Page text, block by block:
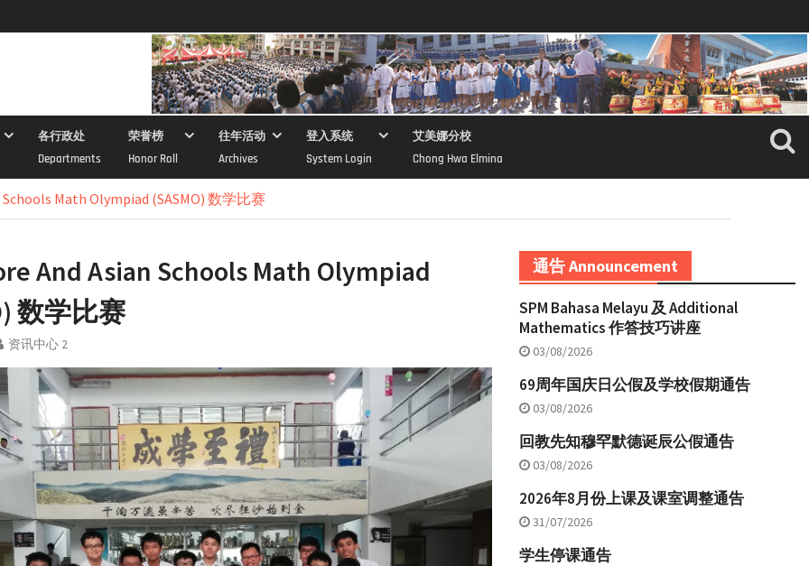
各行政处
Departments
荣誉榜
Honor Roll
往年活动
Archives
登入系统
System Login
艾美娜分校
Chong Hwa Elmina
Math Olympiad (SASMO) 数学比赛
And Asian Schools Math Olympiad
数学比赛
资讯中心 2
通告 Announcement
SPM Bahasa Melayu 及 Additional
Mathematics 作答技巧讲座
03/08/2026
69周年国庆日公假及学校假期通告
03/08/2026
回教先知穆罕默德诞辰公假通告
03/08/2026
2026年8月份上课及课室调整通告
31/07/2026
学生停课通告